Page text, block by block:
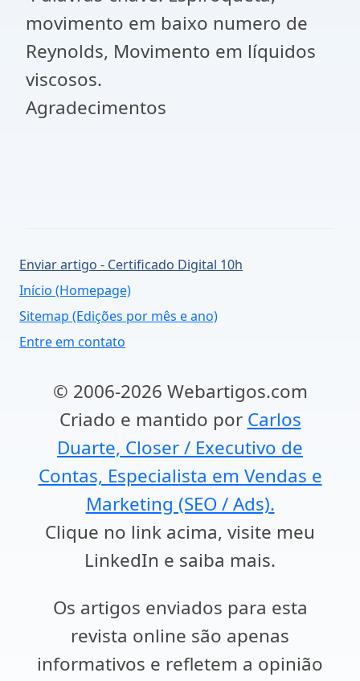
movimento em baixo numero de
Reynolds, Movimento em líquidos
viscosos.
Agradecimentos
Enviar artigo - Certificado Digital 10h
Início (Homepage)
Sitemap (Edições por mês e ano)
Entre em contato
© 2006-2026 Webartigos.com
Criado e mantido por Carlos
Duarte, Closer / Executivo de
Contas, Especialista em Vendas e
Marketing (SEO / Ads).
Clique no link acima, visite meu
LinkedIn e saiba mais.
Os artigos enviados para esta
revista online são apenas
informativos e refletem a opinião